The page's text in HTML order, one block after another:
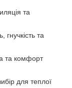
та
гнучкість та
та комфорт
для теплої